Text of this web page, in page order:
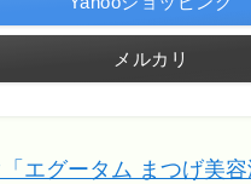
メルカリ
エグータム まつげ美容